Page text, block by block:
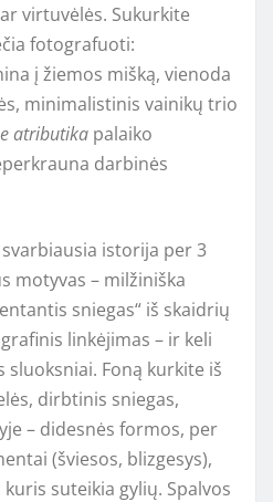
virtuvėlės. Sukurkite
fotografuoti:
į žiemos mišką, vienoda
minimalistinis vainikų trio
atributika palaiko
darbinės
istorija per 3
motyvas – milžiniška
sniegas“ iš skaidrių
linkėjimas – ir keli
Foną kurkite iš
dirbtinis sniegas,
– didesnės formos, per
(šviesos, blizgesys),
suteikia gylių. Spalvos